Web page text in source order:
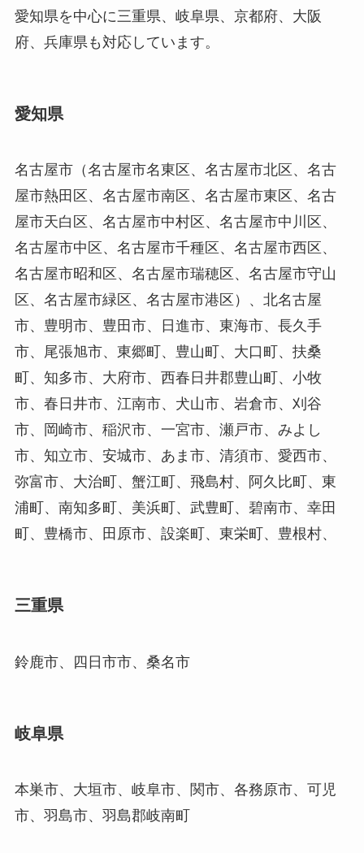
愛知県を中心に三重県、岐阜県、京都府、大阪
府、兵庫県も対応しています。
愛知県
名古屋市（名古屋市名東区、名古屋市北区、名古
屋市熱田区、名古屋市南区、名古屋市東区、名古
屋市天白区、名古屋市中村区、名古屋市中川区、
名古屋市中区、名古屋市千種区、名古屋市西区、
名古屋市昭和区、名古屋市瑞穂区、名古屋市守山
区、名古屋市緑区、名古屋市港区）、北名古屋
市、豊明市、豊田市、日進市、東海市、長久手
市、尾張旭市、東郷町、豊山町、大口町、扶桑
町、知多市、大府市、西春日井郡豊山町、小牧
市、春日井市、江南市、犬山市、岩倉市、刈谷
市、岡崎市、稲沢市、一宮市、瀬戸市、みよし
市、知立市、安城市、あま市、清須市、愛西市、
弥富市、大治町、蟹江町、飛島村、阿久比町、東
浦町、南知多町、美浜町、武豊町、碧南市、幸田
町、豊橋市、田原市、設楽町、東栄町、豊根村、
三重県
鈴鹿市、四日市市、桑名市
岐阜県
本巣市、大垣市、岐阜市、関市、各務原市、可児
市、羽島市、羽島郡岐南町